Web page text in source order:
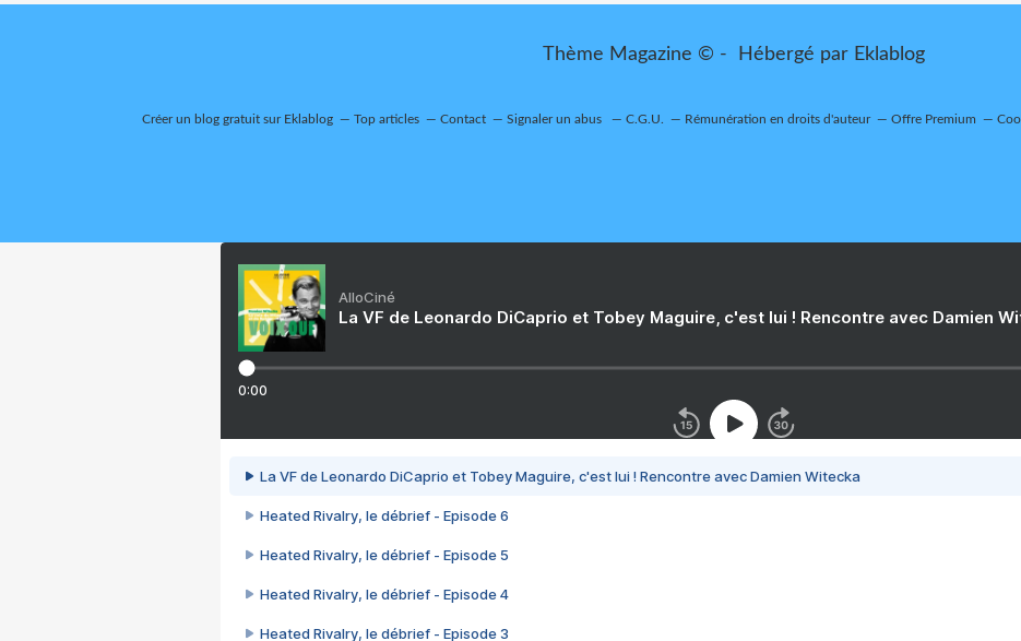
Thème Magazine © - Hébergé par Eklablog
Créer un blog gratuit sur Eklablog Top articles Contact Signaler un abus C.G.U. Rémunération en droits d'auteur Offre Premium
AlloCiné
La VF de Leonardo DiCaprio et Tobey Maguire, c'est lui ! Rencontre avec Damien
0:00
La VF de Leonardo DiCaprio et Tobey Maguire, c'est lui ! Rencontre avec Damien Witecka
Heated Rivalry, le débrief - Episode 6
Heated Rivalry, le débrief - Episode 5
Heated Rivalry, le débrief - Episode 4
Heated Rivalry, le débrief - Episode 3